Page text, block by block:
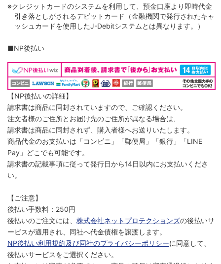
※クレジットカードのシステムを利用して、預金口座より即時代金
引き落としがされるデビットカード（金融機関で発行されたキャ
ッシュカードを使用したJ-Debitシステムとは異なります。）
■NP後払い
【NP後払いの詳細】
請求書は商品に同封されていますので、ご確認ください。
注文者様のご住所とお届け先のご住所が異なる場合は、
請求書は商品に同封されず、購入者様へお送りいたします。
商品代金のお支払いは「コンビニ」「郵便局」「銀行」「LINE
Pay」どこでも可能です。
請求書の記載事項に従って発行日から14日以内にお支払いくださ
い。
【ご注意】
後払い手数料：250円
後払いのご注文には、 株式会社ネットプロテクションズの後払いサ
ービスが適用され、同社へ代金債権を譲渡します。
NP後払い利用規約及び同社のプライバシーポリシーに同意して、
後払いサービスをご選択ください。